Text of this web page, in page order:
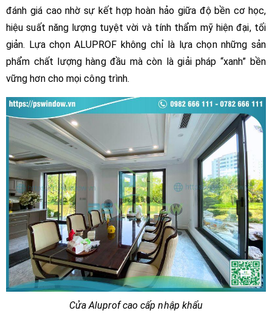
đánh giá cao nhờ sự kết hợp hoàn hảo giữa độ bền cơ học,
hiệu suất năng lượng tuyệt vời và tính thẩm mỹ hiện đại, tối
giản. Lựa chọn ALUPROF không chỉ là lựa chọn những sản
phẩm chất lượng hàng đầu mà còn là giải pháp “xanh” bền
vững hơn cho mọi công trình.
Cửa Aluprof cao cấp nhập khẩu